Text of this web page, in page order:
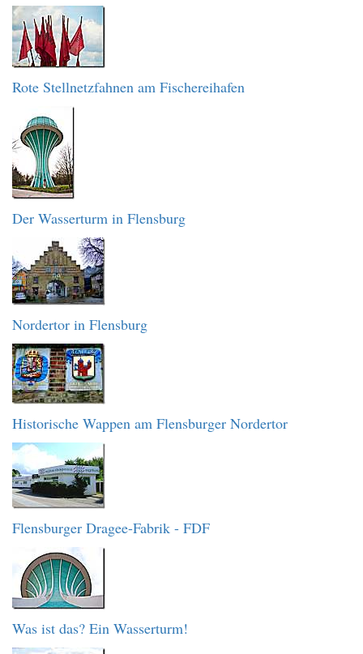
Rote Stellnetzfahnen am Fischereihafen
Der Wasserturm in Flensburg
Nordertor in Flensburg
Historische Wappen am Flensburger Nordertor
Flensburger Dragee-Fabrik - FDF
Was ist das? Ein Wasserturm!